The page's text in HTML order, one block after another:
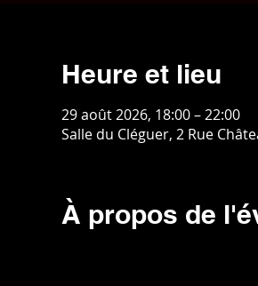
Heure et lieu
29 août 2026, 18:00 – 22:00
Salle du Cléguer, 2 Rue
À propos de